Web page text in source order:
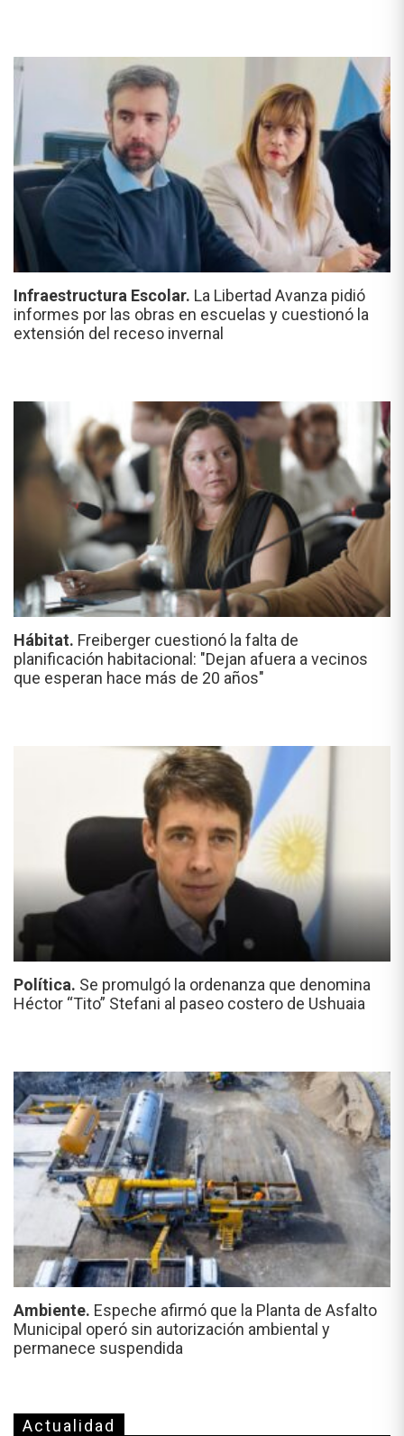
Infraestructura Escolar. La Libertad Avanza pidió
informes por las obras en escuelas y cuestionó la
extensión del receso invernal
Hábitat. Freiberger cuestionó la falta de
planificación habitacional: "Dejan afuera a vecinos
que esperan hace más de 20 años"
Política. Se promulgó la ordenanza que denomina
Héctor “Tito” Stefani al paseo costero de Ushuaia
Ambiente. Espeche afirmó que la Planta de Asfalto
Municipal operó sin autorización ambiental y
permanece suspendida
Actualidad